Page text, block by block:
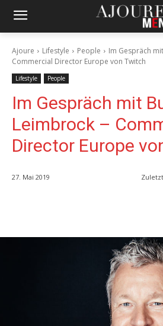
Ajoure Lifestyle People
Im Gespräch
Commercial Director Europe von Twitch
Lifestyle People
Im Gespräch mit
Leimbrock –
Director Europe
27. Mai 2019